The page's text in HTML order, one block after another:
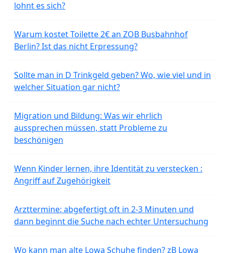
lohnt es sich?
Warum kostet Toilette 2€ an ZOB Busbahnhof
Berlin? Ist das nicht Erpressung?
Sollte man in D Trinkgeld geben? Wo, wie viel und in
welcher Situation gar nicht?
Migration und Bildung: Was wir ehrlich
aussprechen müssen, statt Probleme zu
beschönigen
Wenn Kinder lernen, ihre Identität zu verstecken :
Angriff auf Zugehörigkeit
Arzttermine: abgefertigt oft in 2-3 Minuten und
dann beginnt die Suche nach echter Untersuchung
Wo kann man alte Lowa Schuhe finden? zB Lowa